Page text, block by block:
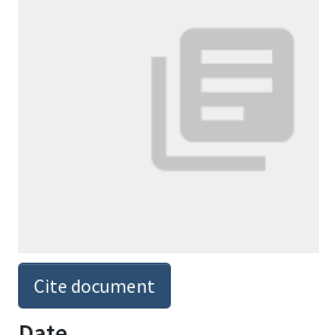
Cite document